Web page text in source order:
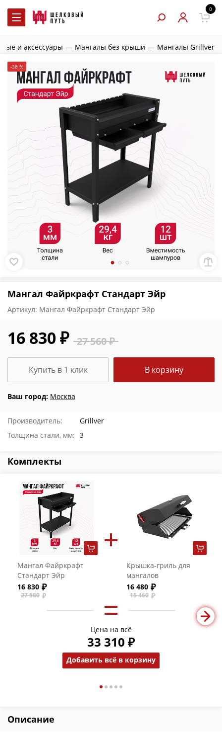
0
и аксессуары — Мангалы без крыши — Мангалы Grillver
-38 %
Мангал Файркрафт Стандарт Эйр
Артикул: Мангал Файркрафт Стандарт Эйр
27 560 ₽
16 830 ₽
Ваш город: Москва
В корзину
Купить в 1 клик
Производитель:
Grillver
Толщина стали, мм: 3
Комплекты
Мангал Файркрафт
Стандарт Эйр
16 830
27 560
Крышка-гриль для
мангалов
"Файркрафт" с
решеткой из нерж.
16 480
15 460
Цена на всё
33 310 ₽
Добавить всё в корзину
Описание